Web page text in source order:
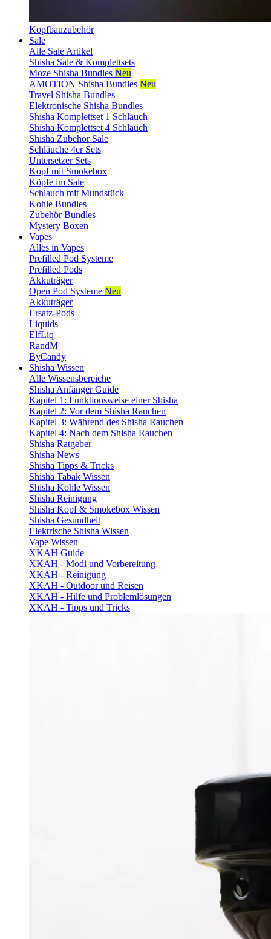
Kopfbauzubehör
Sale
Alle Sale Artikel
Shisha Sale & Komplettsets
Moze Shisha Bundles Neu
AMOTION Shisha Bundles Neu
Travel Shisha Bundles
Elektronische Shisha Bundles
Shisha Komplettset 1 Schlauch
Shisha Komplettset 4 Schlauch
Shisha Zubehör Sale
Schläuche 4er Sets
Untersetzer Sets
Kopf mit Smokebox
Köpfe im Sale
Schlauch mit Mundstück
Kohle Bundles
Zubehör Bundles
Mystery Boxen
Vapes
Alles in Vapes
Prefilled Pod Systeme
Prefilled Pods
Akkuträger
Open Pod Systeme Neu
Akkuträger
Ersatz-Pods
Liquids
ElfLiq
RandM
ByCandy
Shisha Wissen
Alle Wissensbereiche
Shisha Anfänger Guide
Kapitel 1: Funktionsweise einer Shisha
Kapitel 2: Vor dem Shisha Rauchen
Kapitel 3: Während des Shisha Rauchen
Kapitel 4: Nach dem Shisha Rauchen
Shisha Ratgeber
Shisha News
Shisha Tipps & Tricks
Shisha Tabak Wissen
Shisha Kohle Wissen
Shisha Reinigung
Shisha Kopf & Smokebox Wissen
Shisha Gesundheit
Elektrische Shisha Wissen
Vape Wissen
XKAH Guide
XKAH - Modi und Vorbereitung
XKAH - Reinigung
XKAH - Outdoor und Reisen
XKAH - Hilfe und Problemlösungen
XKAH - Tipps und Tricks